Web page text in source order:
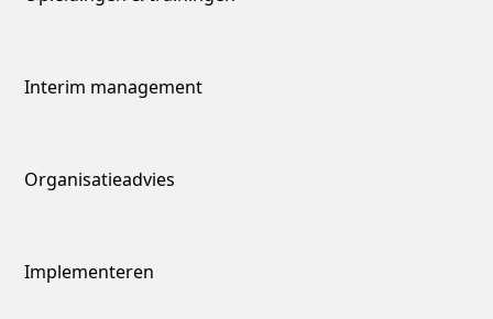
Interim management
Organisatieadvies
Implementeren